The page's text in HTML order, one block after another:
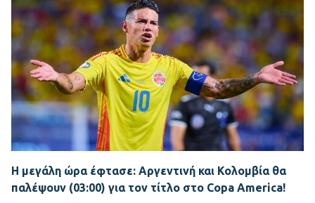
Η μεγάλη ώρα έφτασε: Αργεντινή και Κολομβία θα
παλέψουν (03:00) για τον τίτλο στο Copa America!